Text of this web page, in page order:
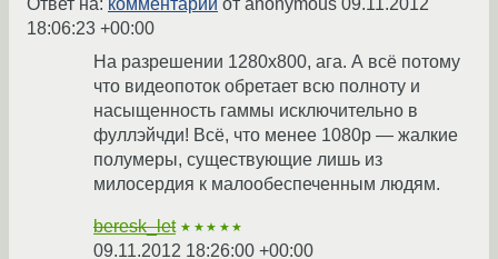
Ответ на: комментарий от anonymous 09.11.2012
18:06:23 +00:00
На разрешении 1280х800, ага. А всё потому
что видеопоток обретает всю полноту и
насыщенность гаммы исключительно в
фуллэйчди! Всё, что менее 1080p — жалкие
полумеры, существующие лишь из
милосердия к малообеспеченным людям.
beresk_let ★★★★★
09.11.2012 18:26:00 +00:00